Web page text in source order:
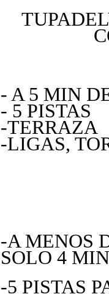
- A 5 MIN
- 5 PISTAS
-TERRAZA
-LIGAS,
-A MENOS
SOLO 4
-5 PISTAS